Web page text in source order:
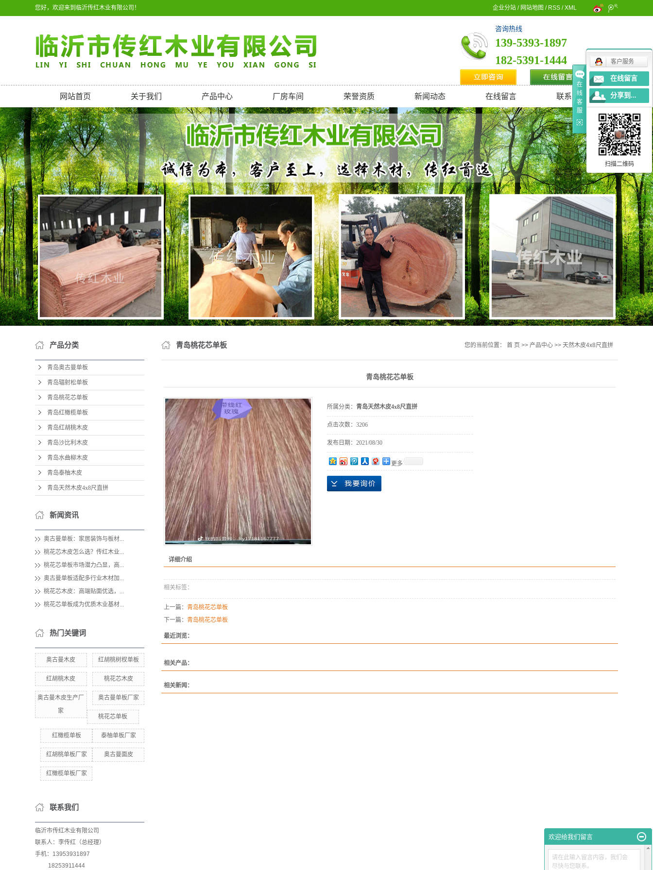
您好，欢迎来到临沂传红木业有限公司！ 企业分站 / 网站地图 / RSS /XML
咨询热线
139-5393-1897
182-5391-1444
网站首页 关于我们
公司简介
联系我们
营业执照
产品中心
青岛奥古曼单板
青岛辐射松单板
青岛桃花芯单板
青岛红橄榄单板
青岛红胡桃木皮
青岛水曲柳木皮
青岛泰柚木皮
青岛天然木皮4x8尺直拼
厂房车间
厂房车间
荣誉资质
荣誉资质
新闻动态
公司新闻
行业新闻
常见问题
在线留言 联系我们
产品分类
青岛奥古曼单板
青岛辐射松单板
青岛桃花芯单板
青岛红橄榄单板
青岛红胡桃木皮
青岛沙比利木皮
青岛水曲柳木皮
青岛泰柚木皮
青岛天然木皮4x8尺直拼
新闻资讯
奥古曼单板：家居装饰与板材...
桃花芯木皮怎么选？传红木业...
桃花芯单板市场潜力凸显，高...
奥古曼单板适配多行业木材加...
桃花芯木皮：高端贴面优选，...
桃花芯单板成为优质木业基材...
热门关键词
奥古曼木皮 红胡桃树杈单板
红胡桃木皮 桃花芯木皮
奥古曼木皮生产厂
家
奥古曼单板厂家
桃花芯单板
红橄榄单板 泰柚单板厂家
红胡桃单板厂家 奥古曼面皮
红橄榄单板厂家
联系我们
临沂市传红木业有限公司
联系人：李传红（总经理）
手机：13953931897
18253911444
青岛桃花芯单板 您的当前位置： 首 页 >> 产品中心 >> 天然木皮4x8尺直拼
青岛桃花芯单板
所属分类： 青岛天然木皮4x8尺直拼
点击次数： 3206
发布日期： 2021/08/30
更多
详细介绍
相关标签：
上一篇： 青岛桃花芯单板
下一篇： 青岛桃花芯单板
最近浏览：
相关产品：
相关新闻：
在
线
客
服
客户服务
在线留言
分享到...
扫描二维码
欢迎给我们留言
请在此输入留言内容，我们会
尽快与您联系。